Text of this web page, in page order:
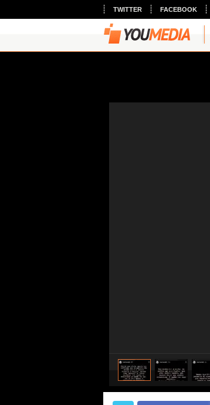
TWITTER FACEBOOK